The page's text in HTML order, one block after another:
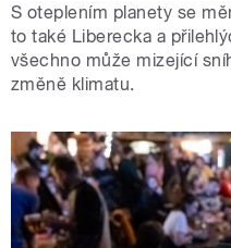
S oteplením planety se
to také Liberecka a
všechno může mizející
změně klimatu.